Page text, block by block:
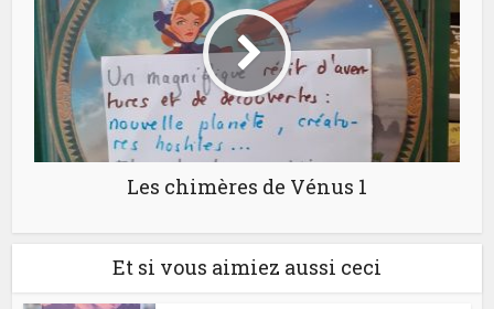
Les chimères de Vénus 1
Et si vous aimiez aussi ceci